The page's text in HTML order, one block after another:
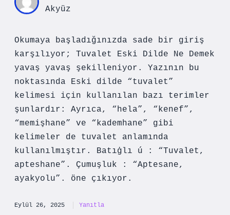
Akyüz
Okumaya başladığınızda sade bir giriş
karşılıyor; Tuvalet Eski Dilde Ne Demek
yavaş yavaş şekilleniyor. Yazının bu
noktasında Eski dilde “tuvalet”
kelimesi için kullanılan bazı terimler
şunlardır: Ayrıca, “hela”, “kenef”,
“memişhane” ve “kademhane” gibi
kelimeler de tuvalet anlamında
kullanılmıştır. Batıġlı ú : “Tuvalet,
apteshane”. Çumuşluk : “Aptesane,
ayakyolu”. öne çıkıyor.
Eylül 26, 2025 Yanıtla